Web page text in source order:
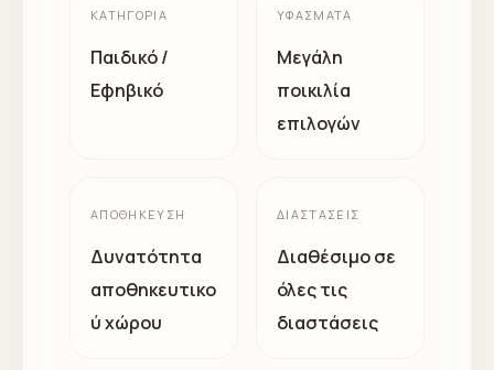
ΚΑΤΗΓΟΡΊΑ
Παιδικό /
Εφηβικό
ΥΦΆΣΜΑΤΑ
Μεγάλη
ποικιλία
επιλογών
ΑΠΟΘΉΚΕΥΣΗ
Δυνατότητα
αποθηκευτικο
ύ χώρου
ΔΙΑΣΤΆΣΕΙΣ
Διαθέσιμο σε
όλες τις
διαστάσεις